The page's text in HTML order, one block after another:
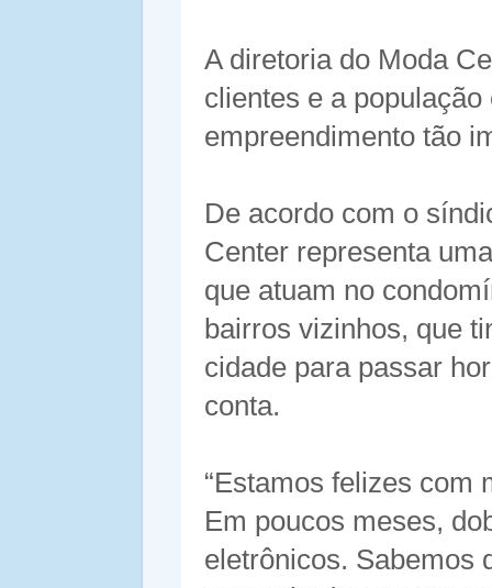
A diretoria do Moda
clientes e a
empreendimento tão
De acordo com o
Center representa
que atuam no
bairros vizinhos, que
cidade para passar
conta.
“Estamos felizes com
Em poucos meses,
eletrônicos. Sabemos